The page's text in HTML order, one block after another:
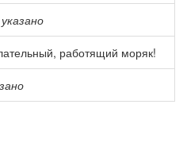
работящий моряк!